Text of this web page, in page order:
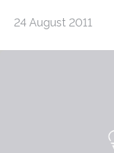
24 August 2011